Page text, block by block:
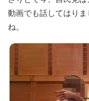
動画でも話してはりま
ね。